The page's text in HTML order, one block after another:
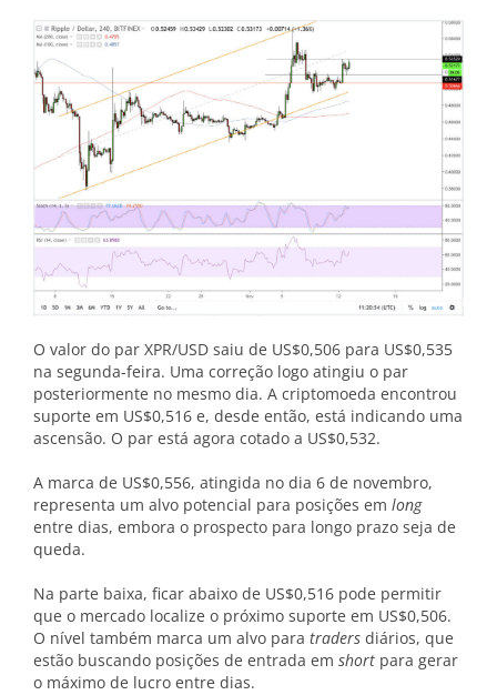
O valor do par XPR/USD saiu de US$0,506 para US$0,535
na segunda-feira. Uma correção logo atingiu o par
posteriormente no mesmo dia. A criptomoeda encontrou
suporte em US$0,516 e, desde então, está indicando uma
ascensão. O par está agora cotado a US$0,532.
A marca de US$0,556, atingida no dia 6 de novembro,
representa um alvo potencial para posições em long
entre dias, embora o prospecto para longo prazo seja de
queda.
Na parte baixa, ficar abaixo de US$0,516 pode permitir
que o mercado localize o próximo suporte em US$0,506.
O nível também marca um alvo para traders diários, que
estão buscando posições de entrada em short para gerar
o máximo de lucro entre dias.